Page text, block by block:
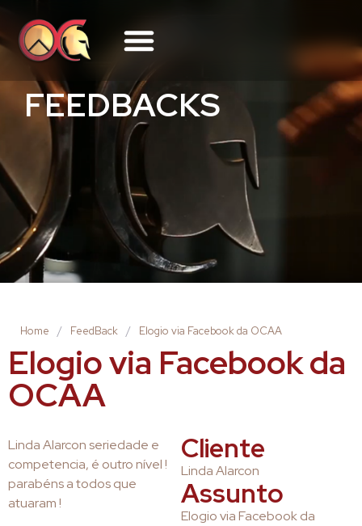
FEEDBACKS
Home / FeedBack / Elogio via Facebook da OCAA
Elogio via Facebook da
OCAA
Linda Alarcon seriedade e
competencia, é outro nível !
parabéns a todos que
atuaram !
Cliente
Linda Alarcon
Assunto
Elogio via Facebook da